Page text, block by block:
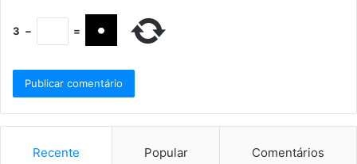
3 − =
Recente Popular Comentários